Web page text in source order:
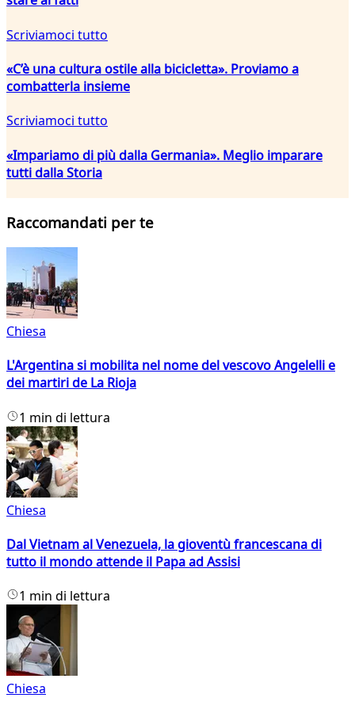
Scriviamoci tutto
«C’è una cultura ostile alla bicicletta». Proviamo a
combatterla insieme
Scriviamoci tutto
«Impariamo di più dalla Germania». Meglio imparare
tutti dalla Storia
Raccomandati per te
Chiesa
L'Argentina si mobilita nel nome del vescovo Angelelli e
dei martiri de La Rioja
1 min di lettura
Chiesa
Dal Vietnam al Venezuela, la gioventù francescana di
tutto il mondo attende il Papa ad Assisi
1 min di lettura
Chiesa